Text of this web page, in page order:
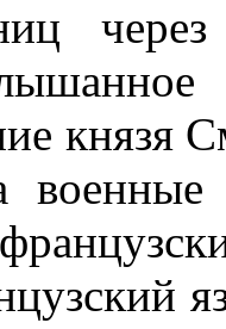
князя
военные